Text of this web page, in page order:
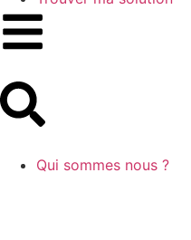
Qui sommes nous ?